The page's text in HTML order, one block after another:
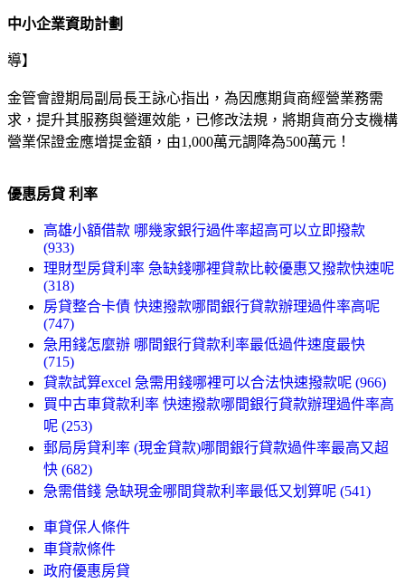
中小企業資助計劃
導】
金管會證期局副局長王詠心指出，為因應期貨商經營業務需
求，提升其服務與營運效能，已修改法規，將期貨商分支機構
營業保證金應增提金額，由1,000萬元調降為500萬元！
優惠房貸 利率
高雄小額借款 哪幾家銀行過件率超高可以立即撥款
(933)
理財型房貸利率 急缺錢哪裡貸款比較優惠又撥款快速呢
(318)
房貸整合卡債 快速撥款哪間銀行貸款辦理過件率高呢
(747)
急用錢怎麼辦 哪間銀行貸款利率最低過件速度最快
(715)
貸款試算excel 急需用錢哪裡可以合法快速撥款呢 (966)
買中古車貸款利率 快速撥款哪間銀行貸款辦理過件率高
呢 (253)
郵局房貸利率 (現金貸款)哪間銀行貸款過件率最高又超
快 (682)
急需借錢 急缺現金哪間貸款利率最低又划算呢 (541)
車貸保人條件
車貸款條件
政府優惠房貸